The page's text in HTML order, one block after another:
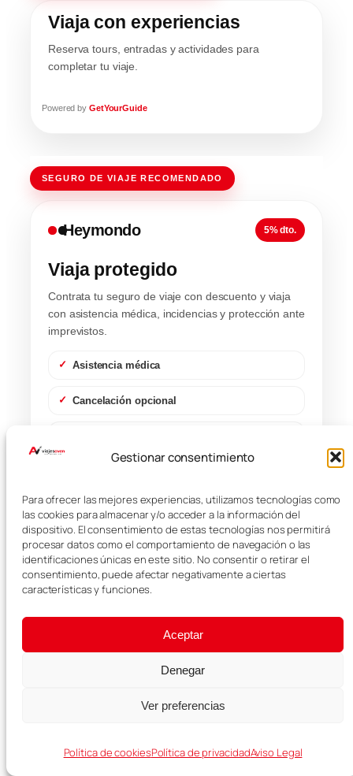
Gestionar consentimiento
Para ofrecer las mejores experiencias, utilizamos tecnologías como
las cookies para almacenar y/o acceder a la información del
dispositivo. El consentimiento de estas tecnologías nos permitirá
procesar datos como el comportamiento de navegación o las
identificaciones únicas en este sitio. No consentir o retirar el
consentimiento, puede afectar negativamente a ciertas
características y funciones.
Aceptar
Denegar
Ver preferencias
Política de cookiesPolítica de privacidadAviso Legal
Viaja con experiencias
Reserva tours, entradas y actividades para
completar tu viaje.
Powered by GetYourGuide
SEGURO DE VIAJE RECOMENDADO
Heymondo 5% dto.
Viaja protegido
Contrata tu seguro de viaje con descuento y viaja
con asistencia médica, incidencias y protección ante
imprevistos.
Asistencia médica
Cancelación opcional
RECOMENDADO PARA TU VIAJE